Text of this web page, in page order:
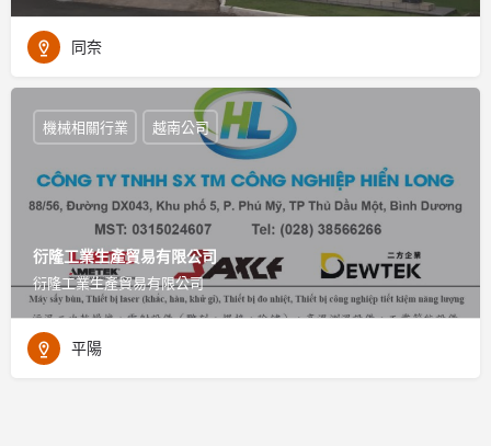
同奈
衍隆工業生產貿易有限公司
衍隆工業生產貿易有限公司
機械相關行業 越南公司
平陽